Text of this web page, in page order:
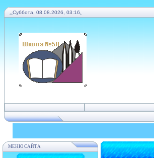
Суббота, 08.08.2026, 03:16
МЕНЮ САЙТА